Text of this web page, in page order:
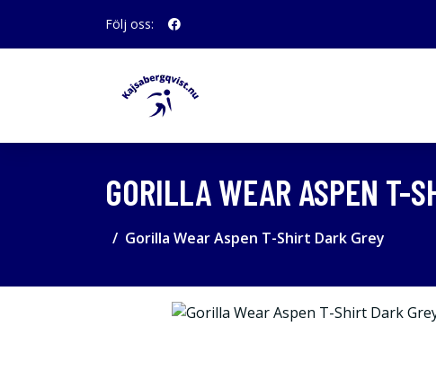
Följ oss:
GORILLA WEAR ASPEN T-
Gorilla Wear Aspen T-Shirt Dark Grey